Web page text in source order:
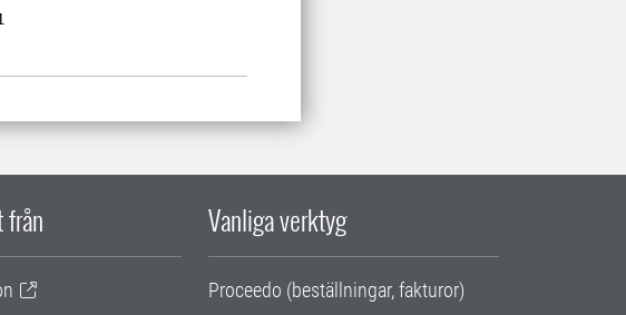
från Vanliga verktyg
Proceedo (beställningar, fakturor)